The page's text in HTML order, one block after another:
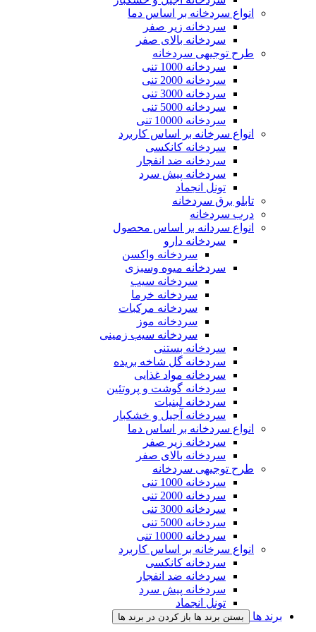
انواع سردخانه بر اساس دما
سردخانه زیر صفر
سردخانه بالای صفر
طرح توجیهی سردخانه
سردخانه 1000 تنی
سردخانه 2000 تنی
سردخانه 3000 تنی
سردخانه 5000 تنی
سردخانه 10000 تنی
انواع سرخانه بر اساس کاربرد
سردخانه کانکسی
سردخانه ضد انفجار
سردخانه پیش سرد
تونل انجماد
تابلو برق سردخانه
درب سردخانه
انواع سردانه بر اساس محصول
سردخانه دارو
سردخانه واکسن
سردخانه میوه وسبزی
سردخانه سیب
سردخانه خرما
سردخانه مرکبات
سردخانه موز
سردخانه سیب زمینی
سردخانه بستنی
سردخانه گل شاخه بریده
سردخانه مواد غذایی
سردخانه گوشت و پروتئین
سردخانه لبنیات
سردخانه آجیل و خشکبار
انواع سردخانه بر اساس دما
سردخانه زیر صفر
سردخانه بالای صفر
طرح توجیهی سردخانه
سردخانه 1000 تنی
سردخانه 2000 تنی
سردخانه 3000 تنی
سردخانه 5000 تنی
سردخانه 10000 تنی
انواع سرخانه بر اساس کاربرد
سردخانه کانکسی
سردخانه ضد انفجار
سردخانه پیش سرد
تونل انجماد
ها
بستن برند ها باز کردن در برند ها